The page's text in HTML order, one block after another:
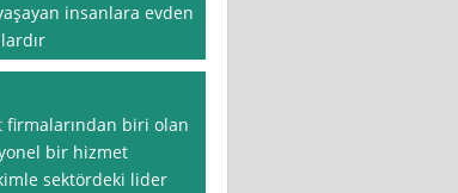
insanlara evden
firmalarından biri olan
bir hizmet
sektördeki lider